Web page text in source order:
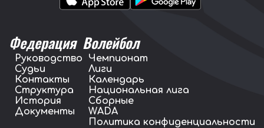
Федерация
Руководство
Судьи
Контакты
Структура
История
Документы
Волейбол
Чемпионат
Лиги
Календарь
Национальная лига
Сборные
WADA
Политика конфиденциальности